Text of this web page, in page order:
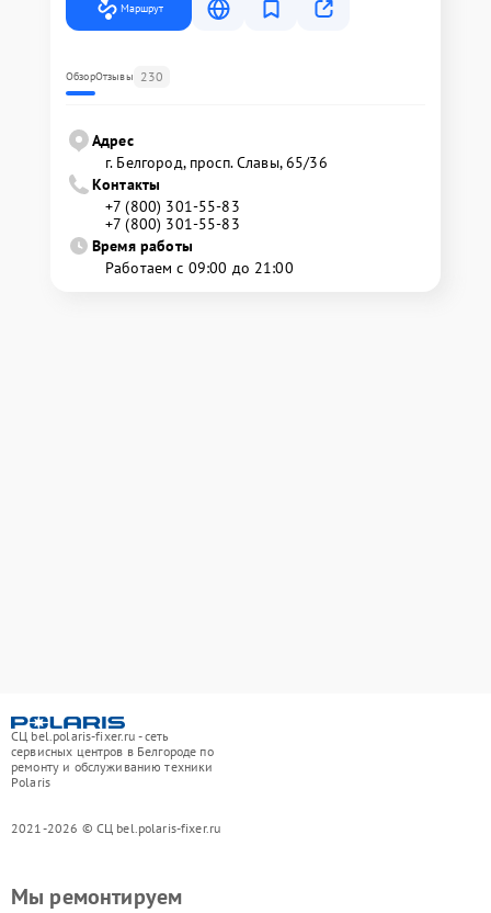
Маршрут
ОбзорОтзывы 230
Адрес
г. Белгород, просп. Славы, 65/36
Контакты
+7 (800) 301-55-83
+7 (800) 301-55-83
Время работы
Работаем с 09:00 до 21:00
СЦ bel.polaris-fixer.ru - сеть
сервисных центров в Белгороде по
ремонту и обслуживанию техники
Polaris
2021-2026 © СЦ bel.polaris-fixer.ru
Мы ремонтируем